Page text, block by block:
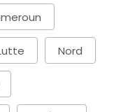
Nord